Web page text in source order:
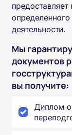
деятельности.
Мы
документов
вы получите:
Диплом о